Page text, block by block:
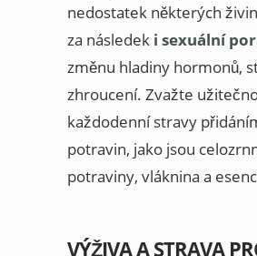
nedostatek některých
za následek i sexuální
změnu hladiny hormonů,
zhroucení. Zvažte
každodenní stravy
potravin, jako jsou
potraviny, vláknina a
VÝŽIVA A STRAVA